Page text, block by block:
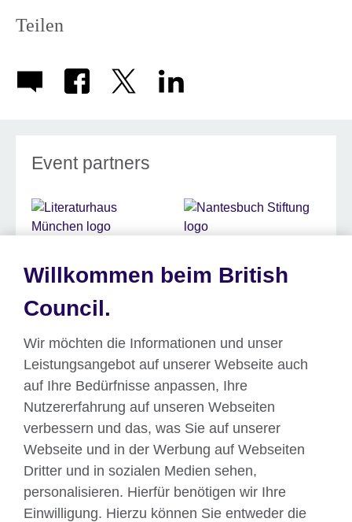
Teilen
Event partners
Erlebe die #BritLitMunich Highlights
Über uns
Englisch unterrichten
Willkommen beim British
Council.
Wir möchten die Informationen und unser
Leistungsangebot auf unserer Webseite auch
auf Ihre Bedürfnisse anpassen, Ihre
Nutzererfahrung auf unseren Webseiten
verbessern und das, was Sie auf unserer
Webseite und in der Werbung auf Webseiten
Dritter und in sozialen Medien sehen,
personalisieren. Hierfür benötigen wir Ihre
Einwilligung. Hierzu können Sie entweder die